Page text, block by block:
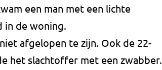
een man met een lichte
in de woning.
afgelopen te zijn. Ook de 22-
het slachtoffer met een zwabber.